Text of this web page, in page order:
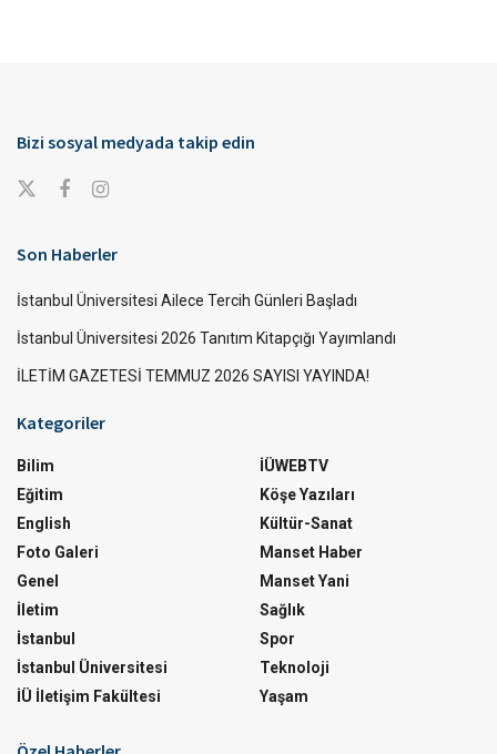
Bizi sosyal medyada takip edin
Son Haberler
İstanbul Üniversitesi Ailece Tercih Günleri Başladı
İstanbul Üniversitesi 2026 Tanıtım Kitapçığı Yayımlandı
İLETİM GAZETESİ TEMMUZ 2026 SAYISI YAYINDA!
Kategoriler
Bilim
Eğitim
English
Foto Galeri
Genel
İletim
İstanbul
İstanbul Üniversitesi
İÜ İletişim Fakültesi
İÜWEBTV
Köşe Yazıları
Kültür-Sanat
Manset Haber
Manset Yani
Sağlık
Spor
Teknoloji
Yaşam